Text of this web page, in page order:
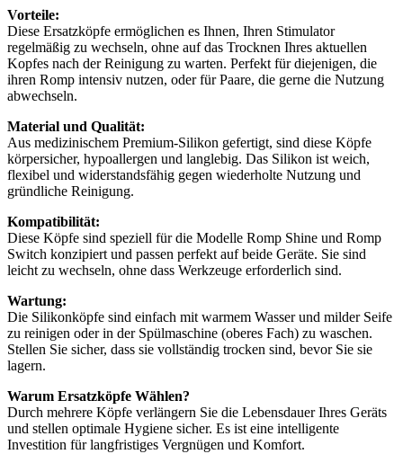
Vorteile:
Diese Ersatzköpfe ermöglichen es Ihnen, Ihren Stimulator
regelmäßig zu wechseln, ohne auf das Trocknen Ihres aktuellen
Kopfes nach der Reinigung zu warten. Perfekt für diejenigen, die
ihren Romp intensiv nutzen, oder für Paare, die gerne die Nutzung
abwechseln.
Material und Qualität:
Aus medizinischem Premium-Silikon gefertigt, sind diese Köpfe
körpersicher, hypoallergen und langlebig. Das Silikon ist weich,
flexibel und widerstandsfähig gegen wiederholte Nutzung und
gründliche Reinigung.
Kompatibilität:
Diese Köpfe sind speziell für die Modelle Romp Shine und Romp
Switch konzipiert und passen perfekt auf beide Geräte. Sie sind
leicht zu wechseln, ohne dass Werkzeuge erforderlich sind.
Wartung:
Die Silikonköpfe sind einfach mit warmem Wasser und milder Seife
zu reinigen oder in der Spülmaschine (oberes Fach) zu waschen.
Stellen Sie sicher, dass sie vollständig trocken sind, bevor Sie sie
lagern.
Warum Ersatzköpfe Wählen?
Durch mehrere Köpfe verlängern Sie die Lebensdauer Ihres Geräts
und stellen optimale Hygiene sicher. Es ist eine intelligente
Investition für langfristiges Vergnügen und Komfort.